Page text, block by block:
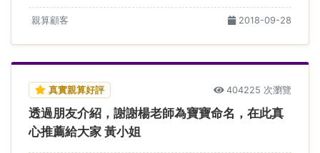
親算顧客 2018-09-28
真實親算好評 404225 次瀏覽
透過朋友介紹，謝謝楊老師為寶寶命名，在此真
心推薦給大家 黃小姐